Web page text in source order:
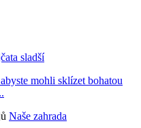
sladší
mohli sklízet bohatou
Naše zahrada